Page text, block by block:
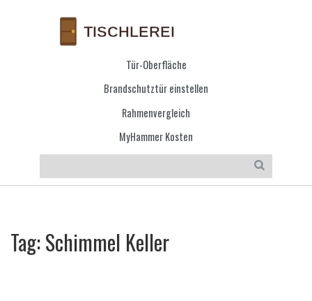
Tür-Oberfläche
Brandschutztür einstellen
Rahmenvergleich
MyHammer Kosten
Tag: Schimmel Keller